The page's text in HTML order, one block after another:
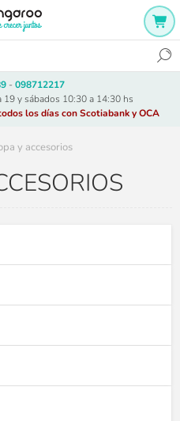
- 098712217
19 y sábados 10:30 a 14:30 hs
los días con Scotiabank y OCA
y accesorios